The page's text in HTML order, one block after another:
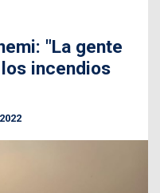
"La gente
incendios